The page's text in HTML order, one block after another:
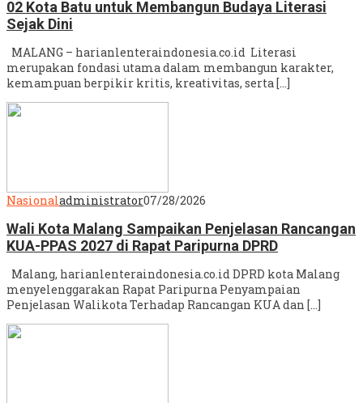
02 Kota Batu untuk Membangun Budaya Literasi
Sejak Dini
MALANG – harianlenteraindonesia.co.id Literasi
merupakan fondasi utama dalam membangun karakter,
kemampuan berpikir kritis, kreativitas, serta […]
Nasionaladministrator07/28/2026
Wali Kota Malang Sampaikan Penjelasan Rancangan
KUA-PPAS 2027 di Rapat Paripurna DPRD
Malang, harianlenteraindonesia.co.id DPRD kota Malang
menyelenggarakan Rapat Paripurna Penyampaian
Penjelasan Walikota Terhadap Rancangan KUA dan […]